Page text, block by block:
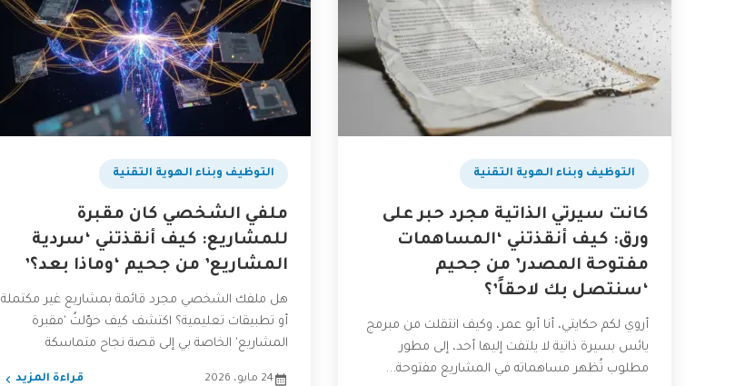
التوظيف وبناء الهوية التقنية
كانت سيرتي الذاتية مجرد حبر على
ورق: كيف أنقذتني ‘المساهمات
مفتوحة المصدر’ من جحيم
‘سنتصل بك لاحقاً’؟
أروي لكم حكايتي، أنا أبو عمر، وكيف انتقلت من مبرمج
يائس بسيرة ذاتية لا يلتفت إليها أحد، إلى مطور
مطلوب تُظهر مساهماته في المشاريع مفتوحة...
التوظيف وبناء الهوية التقنية
ملفي الشخصي كان مقبرة
للمشاريع: كيف أنقذتني ‘سردية
المشاريع’ من جحيم ‘وماذا بعد؟’
هل ملفك الشخصي مجرد قائمة بمشاريع غير مكتملة
أو تطبيقات تعليمية؟ اكتشف كيف حوّلتُ 'مقبرة
المشاريع' الخاصة بي إلى قصة نجاح متماسكة
24 مايو، 2026 قراءة المزيد